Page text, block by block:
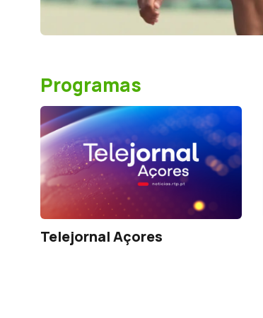
Programas
Telejornal Açores